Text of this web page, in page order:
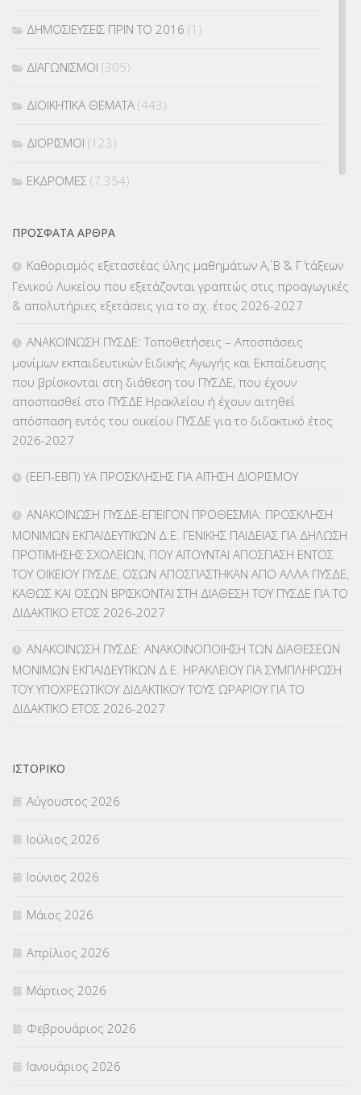
ΔΗΜΟΣΙΕΥΣΕΙΣ ΠΡΙΝ ΤΟ 2016 (1)
ΔΙΑΓΩΝΙΣΜΟΙ (305)
ΔΙΟΙΚΗΤΙΚΑ ΘΕΜΑΤΑ (443)
ΔΙΟΡΙΣΜΟΙ (123)
ΕΚΔΡΟΜΕΣ (7.354)
ΕΠΙΜΟΡΦΩΣΗ Τ.Π.Ε.(10)
ΚΕΣΥ(60)
ΚΕΣΥΠ(109)
ΚΠγ – ΚΡΑΤΙΚΟ ΠΙΣΤΟΠΟΙΗΤΙΚΟ ΓΛΩΣΣΟΜΑΘΕΙΑΣ
ΚΠπ- ΚΡΑΤΙΚΟ ΠΙΣΤΟΠΟΙΗΤΙΚΟ ΠΛΗΡΟΦΟΡΙΚΗΣ(12)
ΛΟΙΠΑ(309)
ΜΑΘΗΤΕΙΑ(275)
ΜΕΤΑΘΕΣΕΙΣ-ΤΟΠΟΘΕΤΗΣΕΙΣ ΒΕΛΤΙΩΣΕΙΣ(319)
ΜΕΤΑΦΟΡΑ ΜΑΘΗΤΩΝ(3)
ΝΟΜΟΘΕΣΙΑ(66)
ΠΡΌΣΦΑΤΑ ΆΡΘΡΑ
Καθορισμός εξεταστέας ύλης μαθημάτων Α΄, Β΄ & Γ΄ τάξεων
Γενικού Λυκείου που εξετάζονται γραπτώς στις προαγωγικές
& απολυτήριες εξετάσεις για το σχ. έτος 2026-2027
ΑΝΑΚΟΙΝΩΣΗ ΠΥΣΔΕ: Τοποθετήσεις – Αποσπάσεις
μονίμων εκπαιδευτικών Ειδικής Αγωγής και Εκπαίδευσης
που βρίσκονται στη διάθεση του ΠΥΣΔΕ, που έχουν
αποσπασθεί στο ΠΥΣΔΕ Ηρακλείου ή έχουν αιτηθεί
απόσπαση εντός του οικείου ΠΥΣΔΕ για το διδακτικό έτος
2026-2027
(ΕΕΠ-ΕΒΠ) ΥΑ ΠΡΟΣΚΛΗΣΗΣ ΓΙΑ ΑΙΤΗΣΗ ΔΙΟΡΙΣΜΟΥ
ΑΝΑΚΟΙΝΩΣΗ ΠΥΣΔΕ-ΕΠΕΙΓΟΝ ΠΡΟΘΕΣΜΙΑ: ΠΡΟΣΚΛΗΣΗ
ΜΟΝΙΜΩΝ ΕΚΠΑΙΔΕΥΤΙΚΩΝ Δ.Ε. ΓΕΝΙΚΗΣ ΠΑΙΔΕΙΑΣ ΓΙΑ ΔΗΛΩΣΗ
ΠΡΟΤΙΜΗΣΗΣ ΣΧΟΛΕΙΩΝ, ΠΟΥ ΑΙΤΟΥΝΤΑΙ ΑΠΟΣΠΑΣΗ ΕΝΤΟΣ
ΤΟΥ ΟΙΚΕΙΟΥ ΠΥΣΔΕ, ΟΣΩΝ ΑΠΟΣΠΑΣΤΗΚΑΝ ΑΠΟ ΑΛΛΑ ΠΥΣΔΕ,
ΚΑΘΩΣ ΚΑΙ ΟΣΩΝ ΒΡΙΣΚΟΝΤΑΙ ΣΤΗ ΔΙΑΘΕΣΗ ΤΟΥ ΠΥΣΔΕ ΓΙΑ ΤΟ
ΔΙΔΑΚΤΙΚΟ ΕΤΟΣ 2026-2027
ΑΝΑΚΟΙΝΩΣΗ ΠΥΣΔΕ: ΑΝΑΚΟΙΝΟΠΟΙΗΣΗ ΤΩΝ ΔΙΑΘΕΣΕΩΝ
ΜΟΝΙΜΩΝ ΕΚΠΑΙΔΕΥΤΙΚΩΝ Δ.Ε. ΗΡΑΚΛΕΙΟΥ ΓΙΑ ΣΥΜΠΛΗΡΩΣΗ
ΤΟΥ ΥΠΟΧΡΕΩΤΙΚΟΥ ΔΙΔΑΚΤΙΚΟΥ ΤΟΥΣ ΩΡΑΡΙΟΥ ΓΙΑ ΤΟ
ΔΙΔΑΚΤΙΚΟ ΕΤΟΣ 2026-2027
ΙΣΤΟΡΙΚΌ
Αύγουστος 2026
Ιούλιος 2026
Ιούνιος 2026
Μάιος 2026
Απρίλιος 2026
Μάρτιος 2026
Φεβρουάριος 2026
Ιανουάριος 2026